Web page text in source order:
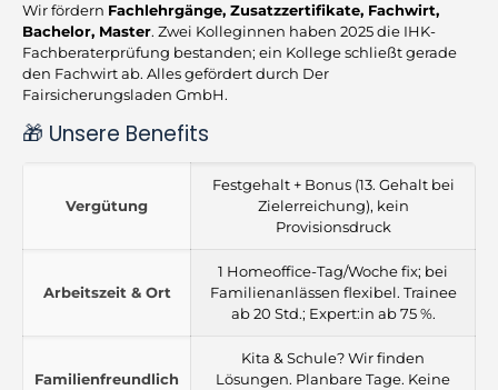
Wir fördern Fachlehrgänge, Zusatzzertifikate, Fachwirt,
Bachelor, Master. Zwei Kolleginnen haben 2025 die IHK-
Fachberaterprüfung bestanden; ein Kollege schließt gerade
den Fachwirt ab. Alles gefördert durch Der
Fairsicherungsladen GmbH.
🎁 Unsere Benefits
Vergütung
Festgehalt + Bonus (13. Gehalt bei
Zielerreichung), kein
Provisionsdruck
Arbeitszeit & Ort
1 Homeoffice-Tag/Woche fix; bei
Familienanlässen flexibel. Trainee
ab 20 Std.; Expert:in ab 75 %.
Familienfreundlich
Kita & Schule? Wir finden
Lösungen. Planbare Tage. Keine